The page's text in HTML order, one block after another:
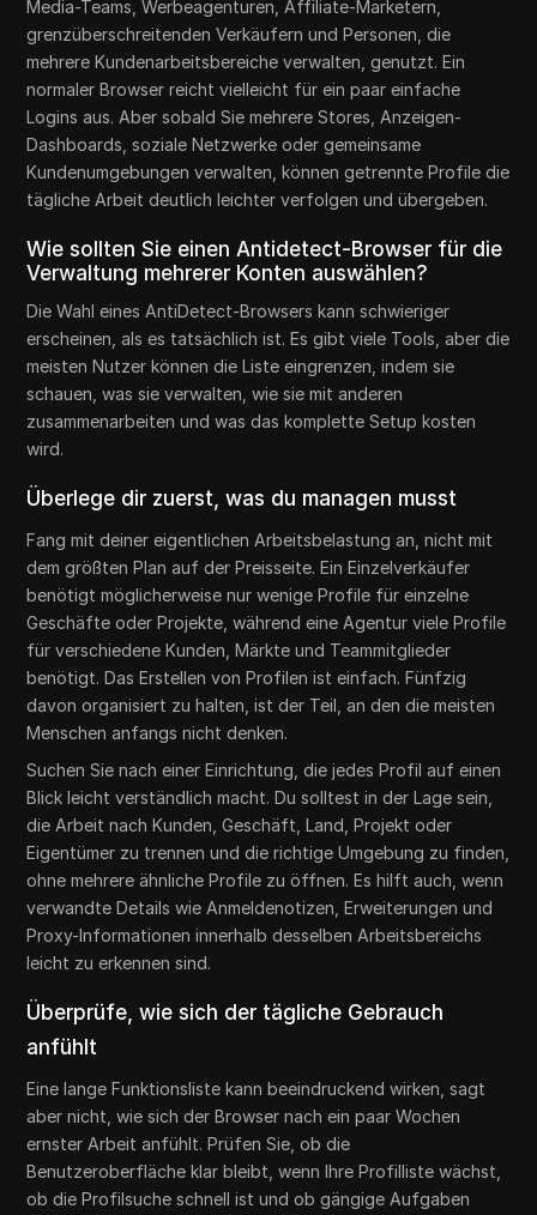
Media-Teams, Werbeagenturen, Affiliate-Marketern,
grenzüberschreitenden Verkäufern und Personen, die
mehrere Kundenarbeitsbereiche verwalten, genutzt. Ein
normaler Browser reicht vielleicht für ein paar einfache
Logins aus. Aber sobald Sie mehrere Stores, Anzeigen-
Dashboards, soziale Netzwerke oder gemeinsame
Kundenumgebungen verwalten, können getrennte Profile die
tägliche Arbeit deutlich leichter verfolgen und übergeben.
Wie sollten Sie einen Antidetect-Browser für die
Verwaltung mehrerer Konten auswählen?
Die Wahl eines AntiDetect-Browsers kann schwieriger
erscheinen, als es tatsächlich ist. Es gibt viele Tools, aber die
meisten Nutzer können die Liste eingrenzen, indem sie
schauen, was sie verwalten, wie sie mit anderen
zusammenarbeiten und was das komplette Setup kosten
wird.
Überlege dir zuerst, was du managen musst
Fang mit deiner eigentlichen Arbeitsbelastung an, nicht mit
dem größten Plan auf der Preisseite. Ein Einzelverkäufer
benötigt möglicherweise nur wenige Profile für einzelne
Geschäfte oder Projekte, während eine Agentur viele Profile
für verschiedene Kunden, Märkte und Teammitglieder
benötigt. Das Erstellen von Profilen ist einfach. Fünfzig
davon organisiert zu halten, ist der Teil, an den die meisten
Menschen anfangs nicht denken.
Suchen Sie nach einer Einrichtung, die jedes Profil auf einen
Blick leicht verständlich macht. Du solltest in der Lage sein,
die Arbeit nach Kunden, Geschäft, Land, Projekt oder
Eigentümer zu trennen und die richtige Umgebung zu finden,
ohne mehrere ähnliche Profile zu öffnen. Es hilft auch, wenn
verwandte Details wie Anmeldenotizen, Erweiterungen und
Proxy-Informationen innerhalb desselben Arbeitsbereichs
leicht zu erkennen sind.
Überprüfe, wie sich der tägliche Gebrauch
anfühlt
Eine lange Funktionsliste kann beeindruckend wirken, sagt
aber nicht, wie sich der Browser nach ein paar Wochen
ernster Arbeit anfühlt. Prüfen Sie, ob die
Benutzeroberfläche klar bleibt, wenn Ihre Profilliste wächst,
ob die Profilsuche schnell ist und ob gängige Aufgaben